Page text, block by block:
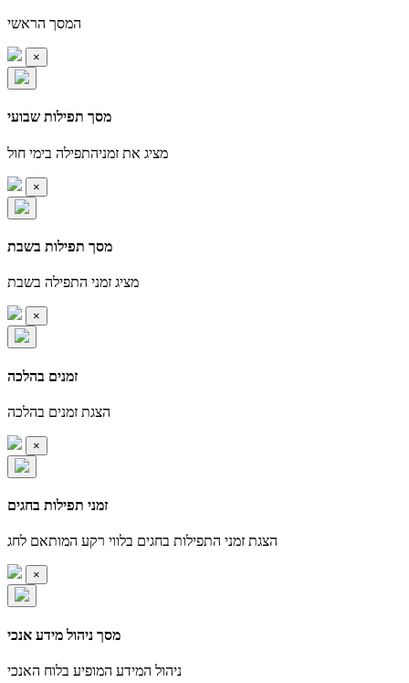
המסך הראשי
×
מסך תפילות שבועי
מציג את זמניהתפילה בימי חול
×
מסך תפילות בשבת
מציג זמני התפילה בשבת
×
זמנים בהלכה
הצגת זמנים בהלכה
×
זמני תפילות בחגים
הצגת זמני התפילות בחגים בלווי רקע המותאם לחג
×
מסך ניהול מידע אנכי
ניהול המידע המופיע בלוח האנכי